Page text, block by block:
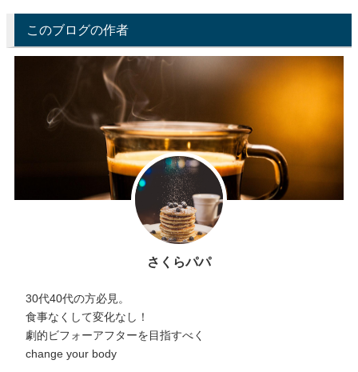
このブログの作者
さくらパパ
30代40代の方必見。
食事なくして変化なし！
劇的ビフォーアフターを目指すべく
change your body